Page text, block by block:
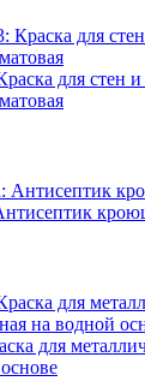
для стен
для